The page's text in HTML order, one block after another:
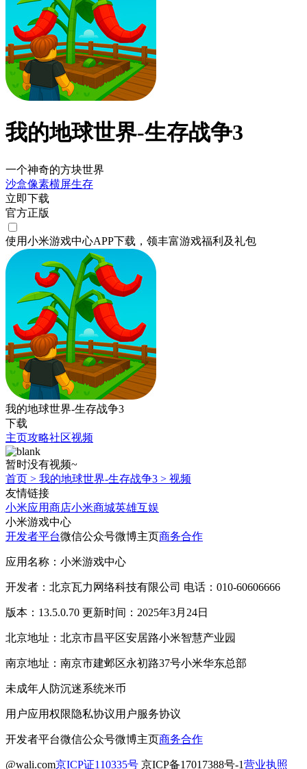
我的地球世界-生存战争3
一个神奇的方块世界
沙盒像素横屏生存
立即下载
官方正版
使用小米游戏中心APP下载 ，领丰富游戏福利 及礼包
我的地球世界-生存战争3
下载
主页攻略社区视频
暂时没有视频~
首页 > 我的地球世界-生存战争3 > 视频
友情链接
小米应用商店小米商城英雄互娱
小米游戏中心
开发者平台微信公众号微博主页商务合作
应用名称：小米游戏中心
开发者：北京瓦力网络科技有限公司 电话：010-60606666
版本：13.5.0.70 更新时间：2025年3月24日
北京地址：北京市昌平区安居路小米智慧产业园
南京地址：南京市建邺区永初路37号小米华东总部
未成年人防沉迷系统米币
用户应用权限隐私协议用户服务协议
开发者平台微信公众号微博主页商务合作
@wali.com京ICP证110335号 京ICP备17017388号-1营业执照